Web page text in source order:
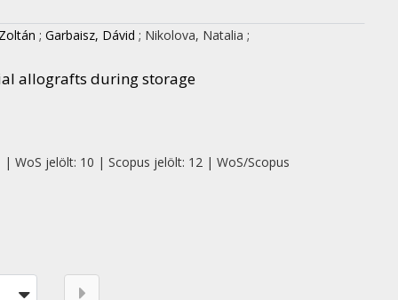
; Garbaisz, Dávid ; Nikolova, Natalia ;
allografts during storage
jelölt: 10 | Scopus jelölt: 12 | WoS/Scopus